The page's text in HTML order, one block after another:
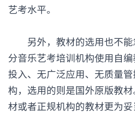
艺考水平。
另外，教材的选用也不能
分音乐艺考培训机构使用自
投入、无广泛应用、无质量
构，选用的则是国外原版教
材或者正规机构的教材更为妥